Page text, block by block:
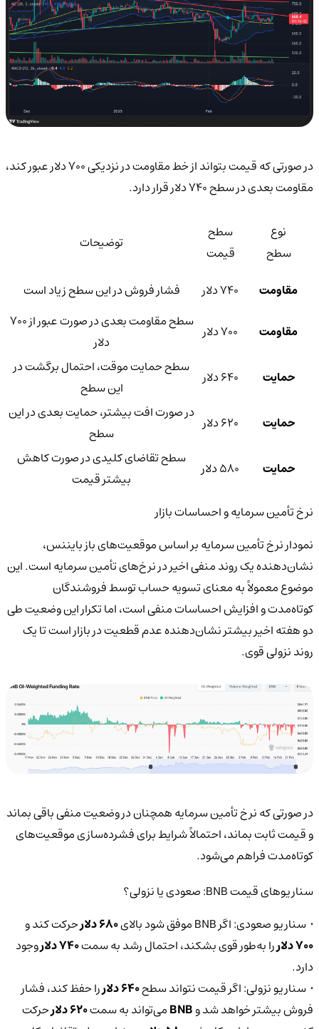
در صورتی که قیمت بتواند از خط مقاومت در نزدیکی 700 دلار عبور کند،
مقاومت بعدی در سطح 740 دلار قرار دارد.
نوع
سطح
سطح
قیمت
توضیحات
مقاومت 740 دلار فشار فروش در این سطح زیاد است
مقاومت 700 دلار
سطح مقاومت بعدی در صورت عبور از 700
دلار
حمایت
640 دلار
سطح حمایت موقت، احتمال برگشت در
این سطح
حمایت
620 دلار
در صورت افت بیشتر، حمایت بعدی در این
سطح
حمایت
580 دلار
سطح تقاضای کلیدی در صورت کاهش
بیشتر قیمت
نرخ تأمین سرمایه و احساسات بازار
نمودار نرخ تأمین سرمایه بر اساس موقعیت‌های باز بایننس،
نشان‌دهنده یک روند منفی اخیر در نرخ‌های تأمین سرمایه است. این
موضوع معمولاً به معنای تسویه حساب توسط فروشندگان
کوتاه‌مدت و افزایش احساسات منفی است، اما تکرار این وضعیت طی
دو هفته اخیر بیشتر نشان‌دهنده عدم قطعیت در بازار است تا یک
روند نزولی قوی.
در صورتی که نرخ تأمین سرمایه همچنان در وضعیت منفی باقی بماند
و قیمت ثابت بماند، احتمالاً شرایط برای فشرده‌سازی موقعیت‌های
کوتاه‌مدت فراهم می‌شود.
سناریوهای قیمت BNB: صعودی یا نزولی؟
• سناریو صعودی: اگر BNB موفق شود بالای
680 دلار
حرکت کند و
700 دلار
را به‌طور قوی بشکند، احتمال رشد به سمت740 دلار
وجود
دارد.
• سناریو نزولی: اگر قیمت نتواند سطح640 دلار
را حفظ کند، فشار
فروش بیشتر خواهد شد وBNBمی‌تواند به سمت620 دلار
حرکت